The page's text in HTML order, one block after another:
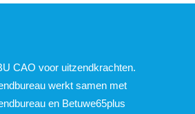
CAO voor uitzendkrachten.
werkt samen met
en Betuwe65plus